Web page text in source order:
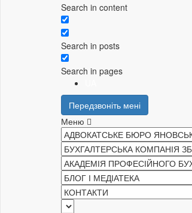
Search in content
Search in posts
Search in pages
Передзвоніть мені
Меню